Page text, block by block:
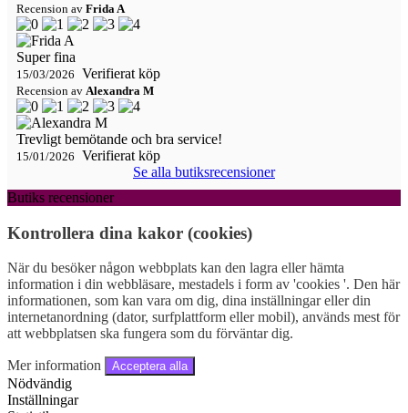
Recension av Frida A
Super fina
15/03/2026 Verifierat köp
Recension av Alexandra M
Trevligt bemötande och bra service!
15/01/2026 Verifierat köp
Se alla butiksrecensioner
Butiks recensioner
Kontrollera dina kakor (cookies)
När du besöker någon webbplats kan den lagra eller hämta
information i din webbläsare, mestadels i form av 'cookies '. Den här
informationen, som kan vara om dig, dina inställningar eller din
internetanordning (dator, surfplattform eller mobil), används mest för
att webbplatsen ska fungera som du förväntar dig.
Mer information Acceptera alla
Nödvändig
Inställningar